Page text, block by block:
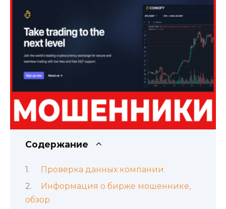
Содержание
Проверка данных компании
Информация о бирже мошеннике,
обзор